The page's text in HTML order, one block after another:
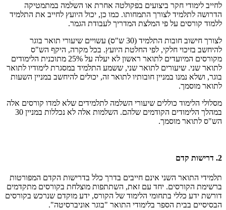
לחייב לימודי חקר ביצועים בפקולטה אחרת או השלמה במתמטיקה
הדרושה לתלמיד לצורך התמחותו. כמו כן, יכול היועץ לחייב את התלמיד
ללמוד קורסים על פי המלצת המדריך לעבודת הגמר.
לצורך חישוב חובות התלמיד (30 ש"ס) עשויים שיעורי תואר בוגר
להיחשב בזיכוי חלקי, לפי החלטת היועץ. בכל מקרה, היקף הש"ס
מקורסים המיועדים לתואר ראשון לא יעלה על 25% מתוכנית הלימודים
לתואר שני. שיעורים לתואר שני, ששמע התלמיד במסגרת לימודיו לתואר
בוגר, ושלא נמנו במניין חובותיו לתואר זה, יכולים להיחשב במניין השעות
לתואר מוסמך.
מסלולי הלימוד כוללים שיעורי השלמה לתלמידים שלא למדו קורסים אלה
במהלך הלימודים הקודמים שלהם. השלמות אלה לא נכללות במניין 30
הש"ס לתואר מוסמך.
2. דרישות קדם
תלמידי התואר השני אינם חייבים בדרך כלל בדרישות הקדם המפורטות
ברשימת הקורסים. יחד עם זאת, השתתפות מוצלחת בקורסים מתקדמים
דורשת ידע כללי בתחומי הלימוד של הקורס, ידע מוקדם שנרכש בקורסים
הבסיסיים בבית הספר בלימודי התואר "בוגר אוניברסיטה".